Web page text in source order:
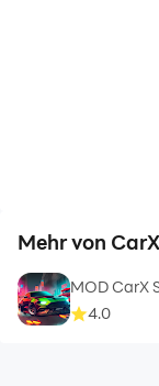
Mehr von
MOD CarX
4.0